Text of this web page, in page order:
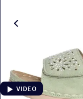
VIDEO